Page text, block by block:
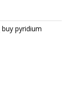
buy pyridium